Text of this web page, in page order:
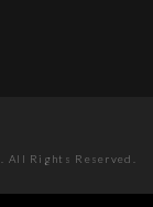
All Rights Reserved.